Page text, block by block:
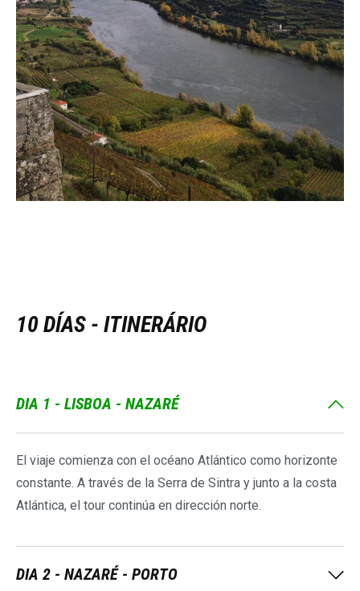
10 DÍAS - ITINERÁRIO
DIA 1 - LISBOA - NAZARÉ
El viaje comienza con el océano Atlántico como horizonte
constante. A través de la Serra de Sintra y junto a la costa
Atlántica, el tour continúa en dirección norte.
DIA 2 - NAZARÉ - PORTO